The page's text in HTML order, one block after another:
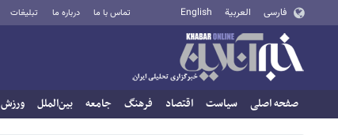
فارسی العربية English تماس با ما درباره ما تبلیغات
صفحه اصلی سیاست اقتصاد فرهنگ جامعه بین‌الملل ورزش